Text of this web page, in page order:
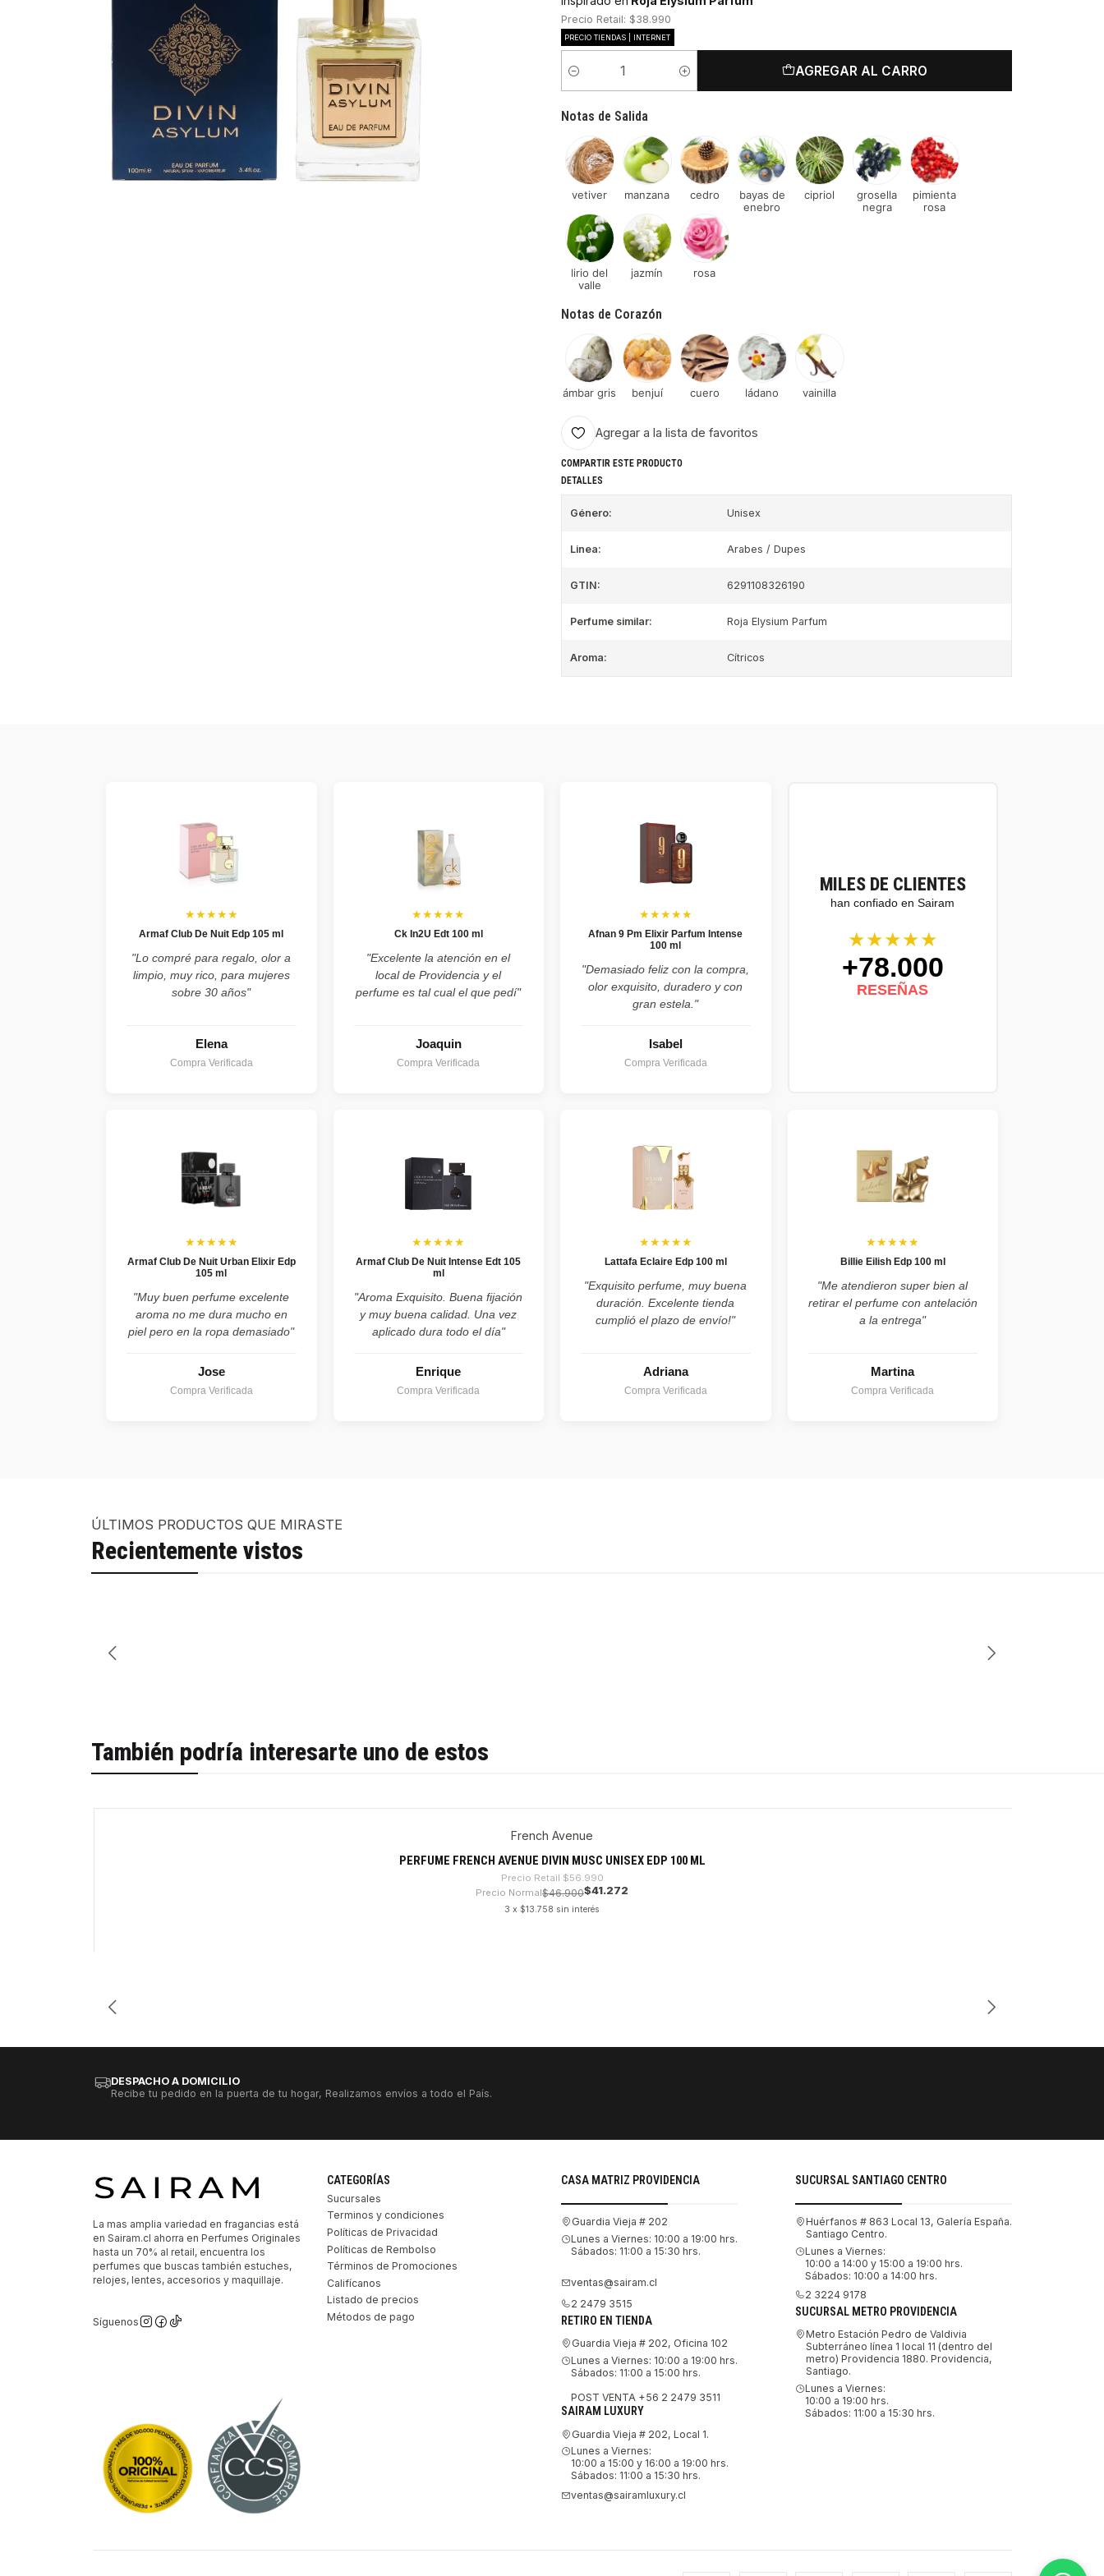
Precio Retail: $38.990
PRECIO TIENDAS | INTERNET
Cantidad
AGREGAR AL CARRO
Notas de Salida
vetiver manzana cedro
bayas de
enebro
cipriol
grosella
negra
pimienta
rosa
lirio del
valle
jazmín rosa
Notas de Corazón
ámbar gris benjuí cuero ládano vainilla
Agregar a la lista de favoritos
COMPARTIR ESTE PRODUCTO
DETALLES
Género: Unisex
Linea: Arabes / Dupes
GTIN: 6291108326190
Perfume similar: Roja Elysium Parfum
Aroma: Cítricos
MILES DE CLIENTES
han confiado en Sairam
★★★★★
+78.000
RESEÑAS
★★★★★
Armaf Club De Nuit Edp 105 ml
"Lo compré para regalo, olor a
limpio, muy rico, para mujeres
sobre 30 años"
Elena
Compra Verificada
★★★★★
Ck In2U Edt 100 ml
"Excelente la atención en el
local de Providencia y el
perfume es tal cual el que pedí"
Joaquin
Compra Verificada
★★★★★
Afnan 9 Pm Elixir Parfum Intense
100 ml
"Demasiado feliz con la compra,
olor exquisito, duradero y con
gran estela."
Isabel
Compra Verificada
★★★★★
Armaf Club De Nuit Urban Elixir Edp
105 ml
"Muy buen perfume excelente
aroma no me dura mucho en
piel pero en la ropa demasiado"
Jose
Compra Verificada
★★★★★
Armaf Club De Nuit Intense Edt 105
ml
"Aroma Exquisito. Buena fijación
y muy buena calidad. Una vez
aplicado dura todo el día"
Enrique
Compra Verificada
★★★★★
Lattafa Eclaire Edp 100 ml
"Exquisito perfume, muy buena
duración. Excelente tienda
cumplió el plazo de envío!"
Adriana
Compra Verificada
★★★★★
Billie Eilish Edp 100 ml
"Me atendieron super bien al
retirar el perfume con antelación
a la entrega"
Martina
Compra Verificada
ÚLTIMOS PRODUCTOS QUE MIRASTE
Recientemente vistos
También podría interesarte uno de estos
French Avenue
PERFUME FRENCH AVENUE DIVIN MUSC UNISEX EDP 100 ML
Precio Retail $56.990
Precio Normal$46.900$41.272
3 x $13.758 sin interés
DESPACHO A DOMICILIO
Recibe tu pedido en la puerta de tu hogar, Realizamos envíos a todo el País.
La mas amplia variedad en fragancias está
en Sairam.cl ahorra en Perfumes Originales
hasta un 70% al retail, encuentra los
perfumes que buscas también estuches,
relojes, lentes, accesorios y maquillaje.
Síguenos
CATEGORÍAS
Sucursales
Terminos y condiciones
Políticas de Privacidad
Políticas de Rembolso
Términos de Promociones
Califícanos
Listado de precios
Métodos de pago
CASA MATRIZ PROVIDENCIA
Guardia Vieja # 202
Lunes a Viernes: 10:00 a 19:00 hrs.
Sábados: 11:00 a 15:30 hrs.
ventas@sairam.cl
2 2479 3515
RETIRO EN TIENDA
Guardia Vieja # 202, Oficina 102
Lunes a Viernes: 10:00 a 19:00 hrs.
Sábados: 11:00 a 15:00 hrs.
POST VENTA +56 2 2479 3511
SAIRAM LUXURY
Guardia Vieja # 202, Local 1.
Lunes a Viernes:
10:00 a 15:00 y 16:00 a 19:00 hrs.
Sábados: 11:00 a 15:30 hrs.
ventas@sairamluxury.cl
SUCURSAL SANTIAGO CENTRO
Huérfanos # 863 Local 13, Galería España.
Santiago Centro.
Lunes a Viernes:
10:00 a 14:00 y 15:00 a 19:00 hrs.
Sábados: 10:00 a 14:00 hrs.
2 3224 9178
SUCURSAL METRO PROVIDENCIA
Metro Estación Pedro de Valdivia
Subterráneo línea 1 local 11 (dentro del
metro) Providencia 1880. Providencia,
Santiago.
Lunes a Viernes:
10:00 a 19:00 hrs.
Sábados: 11:00 a 15:30 hrs.